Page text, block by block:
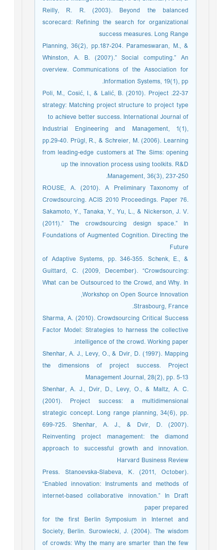
Reilly, R. R. (2003). Beyond the balanced
scorecard: Refining the search for organizational
success measures. Long Range
Planning, 36(2), pp.187-204. Parameswaran, M., &
Whinston, A. B. (2007).” Social computing.” An
overview. Communications of the Association for
Information Systems, 19(1), pp.
22-37. Poli, M., Cosić, I., & Lalić, B. (2010). Project
strategy: Matching project structure to project type
to achieve better success. International Journal of
Industrial Engineering and Management, 1(1),
pp.29-40. Prügl, R., & Schreier, M. (2006). Learning
from leading-edge customers at The Sims: opening
up the innovation process using toolkits. R&D
Management, 36(3), 237-250.
ROUSE, A. (2010). A Preliminary Taxonomy of
Crowdsourcing. ACIS 2010 Proceedings. Paper 76.
Sakamoto, Y., Tanaka, Y., Yu, L., & Nickerson, J. V.
(2011).” The crowdsourcing design space.” In
Foundations of Augmented Cognition. Directing the
Future
of Adaptive Systems, pp. 346-355. Schenk, E., &
Guittard, C. (2009, December). “Crowdsourcing:
What can be Outsourced to the Crowd, and Why. In
Workshop on Open Source Innovation,
Strasbourg, France.
Sharma, A. (2010). Crowdsourcing Critical Success
Factor Model: Strategies to harness the collective
intelligence of the crowd. Working paper.
Shenhar, A. J., Levy, O., & Dvir, D. (1997). Mapping
the dimensions of project success. Project
Management Journal, 28(2), pp. 5-13
Shenhar, A. J., Dvir, D., Levy, O., & Maltz, A. C.
(2001). Project success: a multidimensional
strategic concept. Long range planning, 34(6), pp.
699-725. Shenhar, A. J., & Dvir, D. (2007).
Reinventing project management: the diamond
approach to successful growth and innovation.
Harvard Business Review
Press. Stanoevska-Slabeva, K. (2011, October).
“Enabled innovation: Instruments and methods of
internet-based collaborative innovation.” In Draft
paper prepared
for the first Berlin Symposium in Internet and
Society, Berlin. Surowiecki, J. (2004). The wisdom
of crowds: Why the many are smarter than the few